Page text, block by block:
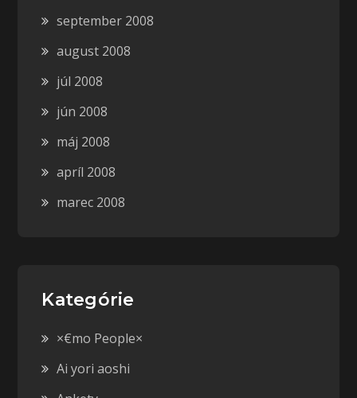
september 2008
august 2008
júl 2008
jún 2008
máj 2008
apríl 2008
marec 2008
Kategórie
×€mo People×
Ai yori aoshi